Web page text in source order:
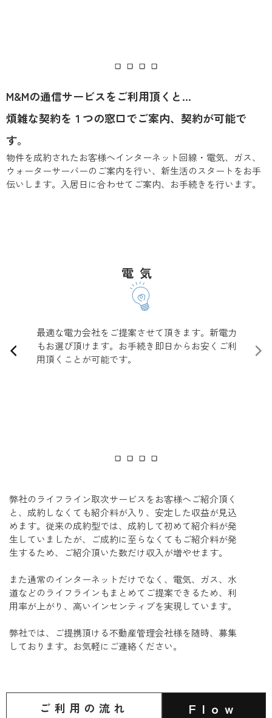
M&Mの通信サービスをご利用頂くと…
​煩雑な契約を​１つの窓口でご案内、契約が可能で
す。
物件を成約されたお客様へインターネット回線・電気、ガス、
ウォーターサーバーのご案内を行い、新生活のスタートをお手
伝いします。入居日に合わせてご案内、お手続きを行います。
電気
最適な電力会社をご提案させて頂きます。新電力
もお選び頂けます。お手続き即日からお安くご利
用頂くことが可能です。
弊社のライフライン取次サービスをお客様へご紹介頂く
と、成約しなくても紹介料が入り、安定した収益が見込
めます。​従来の成約型では、成約して初めて紹介料が発
生していましたが、ご成約に至らなくてもご紹介料が発
生するため、ご紹介頂いた数だけ収入が増やせます。
また通常のインターネットだけでなく、電気、ガス、水
道などのライフラインもまとめてご提案できるため、利
用率が上がり、高いインセンティブを実現しています。
​弊社では、ご提携頂ける不動産管理会社様を随時、募集
しております。お気軽にご連絡ください。
ご利用の流れ Flow